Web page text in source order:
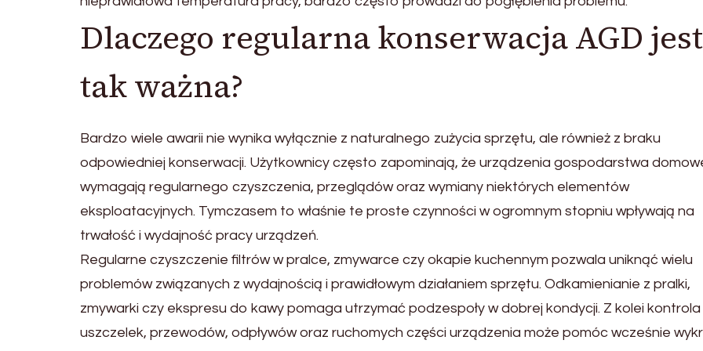
Dlaczego regularna konserwacja AGD jest
tak ważna?
Bardzo wiele awarii nie wynika wyłącznie z naturalnego zużycia sprzętu, ale również z braku
odpowiedniej konserwacji. Użytkownicy często zapominają, że urządzenia gospodarstwa
wymagają regularnego czyszczenia, przeglądów oraz wymiany niektórych elementów
eksploatacyjnych. Tymczasem to właśnie te proste czynności w ogromnym stopniu wpływają na
trwałość i wydajność pracy urządzeń.
Regularne czyszczenie filtrów w pralce, zmywarce czy okapie kuchennym pozwala uniknąć wielu
problemów związanych z wydajnością i prawidłowym działaniem sprzętu. Odkamienianie z pralki,
zmywarki czy ekspresu do kawy pomaga utrzymać podzespoły w dobrej kondycji. Z kolei kontrola
uszczelek, przewodów, odpływów oraz ruchomych części urządzenia może pomóc wcześnie